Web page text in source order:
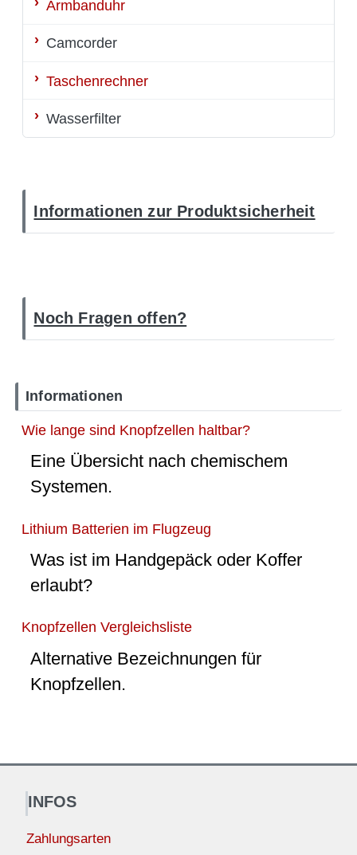
Armbanduhr
Camcorder
Taschenrechner
Wasserfilter
Informationen zur Produktsicherheit
Noch Fragen offen?
Informationen
Wie lange sind Knopfzellen haltbar?
Eine Übersicht nach chemischem
Systemen.
Lithium Batterien im Flugzeug
Was ist im Handgepäck oder Koffer
erlaubt?
Knopfzellen Vergleichsliste
Alternative Bezeichnungen für
Knopfzellen.
INFOS
Zahlungsarten